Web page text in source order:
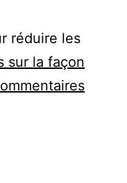
réduire les
sur la façon